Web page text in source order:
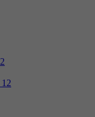
2
12